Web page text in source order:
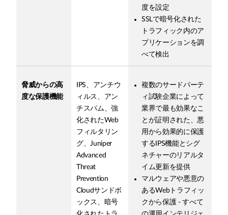
度を設定
SSLで暗号化された
トラフィック内のア
プリケーションを調
べて検出
脅威からの高
度な保護機能
IPS、アンチウ
ィルス、アン
チスパム、強
化されたWeb
フィルタリン
グ、Juniper
Advanced
Threat
Prevention
Cloudサンドボ
ックス、暗号
複数のサードパーテ
ィ試験企業によって
業界で最も効果なこ
とが証明された、悪
用から効果的に保護
するIPS機能とシグ
ネチャーのリアルタ
イム更新を提供
マルウェアや悪意の
あるWebトラフィッ
クから保護 - すべて